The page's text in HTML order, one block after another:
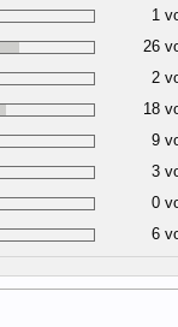
1
26
2
18
9
3
0
6